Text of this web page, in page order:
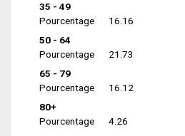
35 - 49
Pourcentage
16.16
50 - 64
Pourcentage
21.73
65 - 79
Pourcentage
16.12
80+
Pourcentage
4.26